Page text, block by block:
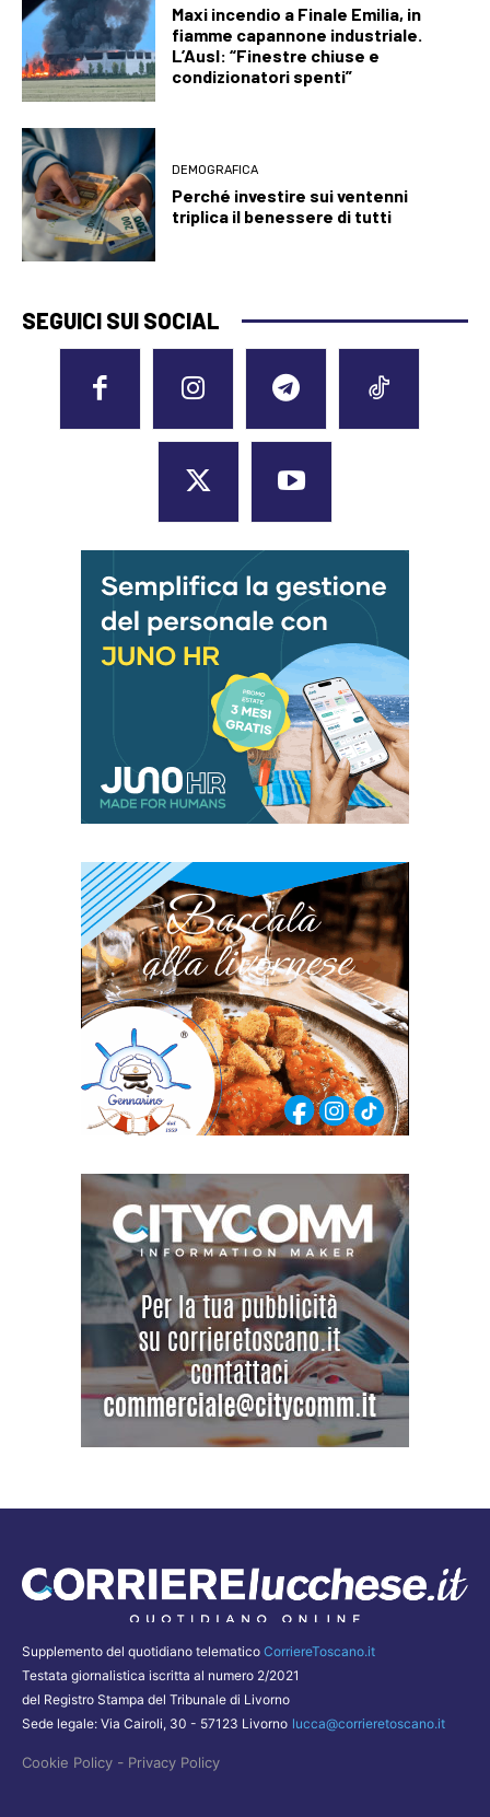
Maxi incendio a Finale Emilia, in
fiamme capannone industriale.
L’Ausl: “Finestre chiuse e
condizionatori spenti”
DEMOGRAFICA
Perché investire sui ventenni
triplica il benessere di tutti
SEGUICI SUI SOCIAL
Supplemento del quotidiano telematico CorriereToscano.it
Testata giornalistica iscritta al numero 2/2021
del Registro Stampa del Tribunale di Livorno
Sede legale: Via Cairoli, 30 - 57123 Livorno lucca@corrieretoscano.it
Cookie Policy - Privacy Policy